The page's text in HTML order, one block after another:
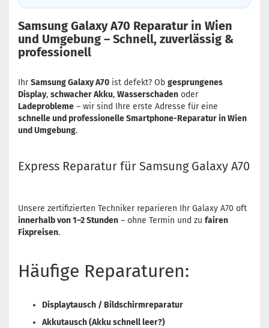
Samsung Galaxy A70 Reparatur in Wien
und Umgebung – Schnell, zuverlässig &
professionell
IhrSamsung Galaxy A70 ist defekt? Ob gesprungenes
Display, schwacher Akku, Wasserschaden oder
Ladeprobleme – wir sind Ihre erste Adresse für eine
schnelle und professionelle Smartphone-Reparatur in Wien
und Umgebung.
Express Reparatur für Samsung Galaxy A70
Unsere zertifizierten Techniker reparieren Ihr Galaxy A70 oft
innerhalb von 1–2 Stunden – ohne Termin und zu fairen
Fixpreisen.
Häufige Reparaturen:
Displaytausch / Bildschirmreparatur
Akkutausch (Akku schnell leer?)